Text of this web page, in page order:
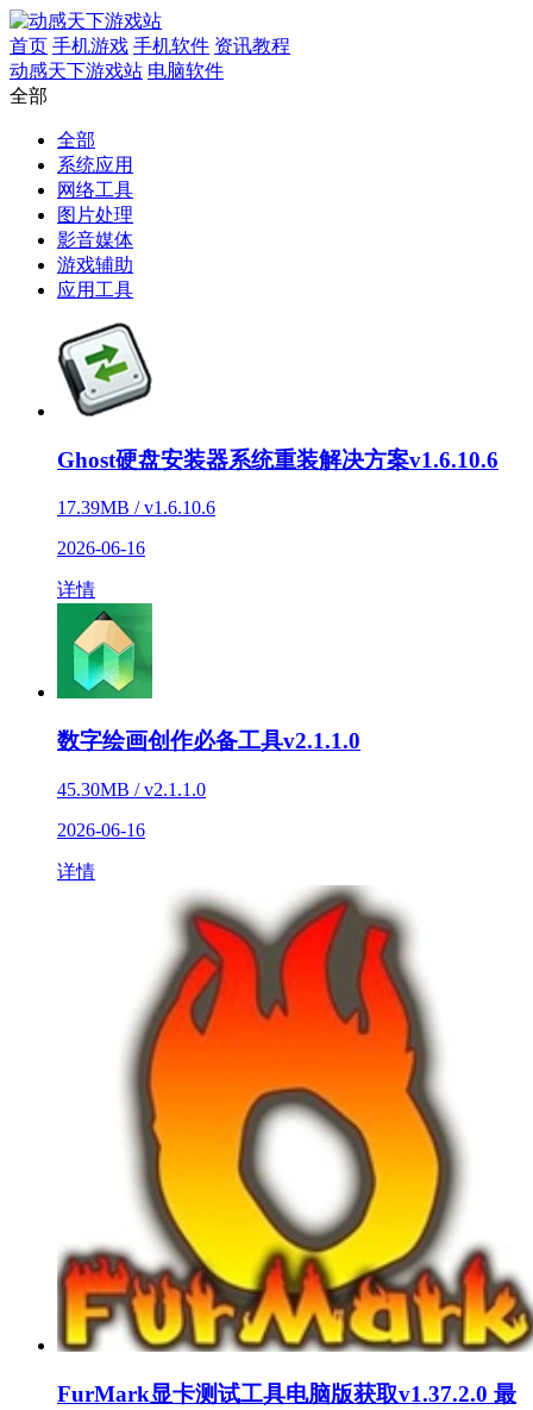
首页 手机游戏 手机软件 资讯教程
动感天下游戏站 电脑软件
全部
全部
系统应用
网络工具
图片处理
影音媒体
游戏辅助
应用工具
Ghost硬盘安装器系统重装解决方案v1.6.10.6
17.39MB / v1.6.10.6
2026-06-16
详情
数字绘画创作必备工具v2.1.1.0
45.30MB / v2.1.1.0
2026-06-16
详情
FurMark显卡测试工具电脑版获取v1.37.2.0 最